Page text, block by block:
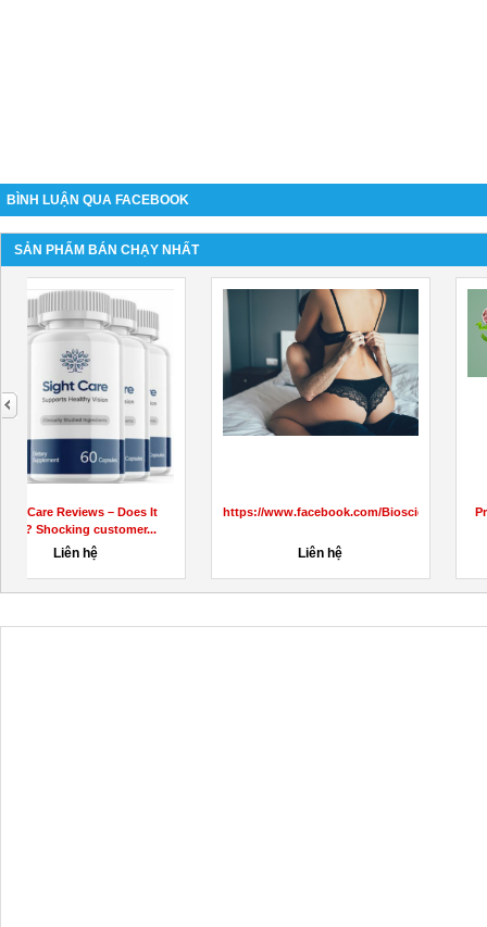
BÌNH LUẬN QUA FACEBOOK
SẢN PHẨM BÁN CHẠY NHẤT
Prodentim:-Pills Really Legit Or
Big white teeth Scam?
True Vitaliti Male Enhancement